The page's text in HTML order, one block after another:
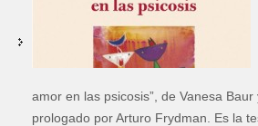
amor en las psicosis”, de Vanesa
prologado por Arturo Frydman. Es la